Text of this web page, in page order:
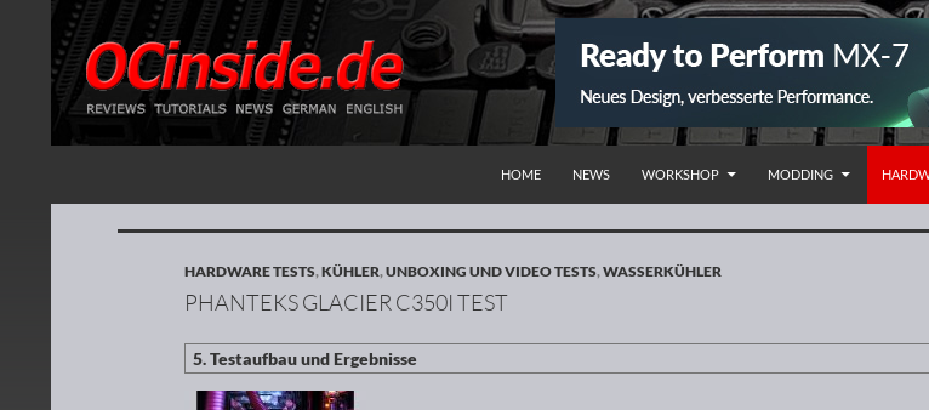
HOME
NEWS WORKSHOP MODDING
HARDWARE TESTS,KÜHLER,UNBOXING UND VIDEO TESTS,WASSERKÜHLER
PHANTEKS GLACIER C350I TEST